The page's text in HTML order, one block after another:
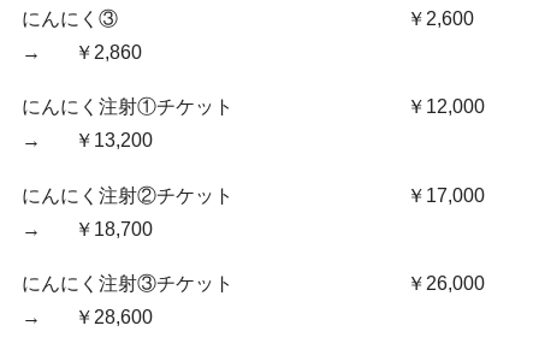
にんにく③ ￥2,600
→ ￥2,860
にんにく注射①チケット ￥12,000
→ ￥13,200
にんにく注射②チケット ￥17,000
→ ￥18,700
にんにく注射③チケット ￥26,000
→ ￥28,600